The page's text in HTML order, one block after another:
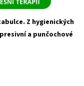
Z hygienických
a punčochové